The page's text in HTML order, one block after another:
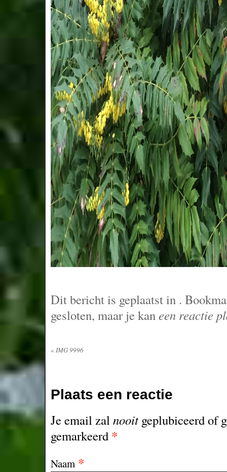
Dit bericht is geplaatst in .
gesloten, maar je kaneen reactie
« IMG 9996
Plaats een reactie
Je email zalnooitgeplubiceerd of
gemarkeerd *
Naam *